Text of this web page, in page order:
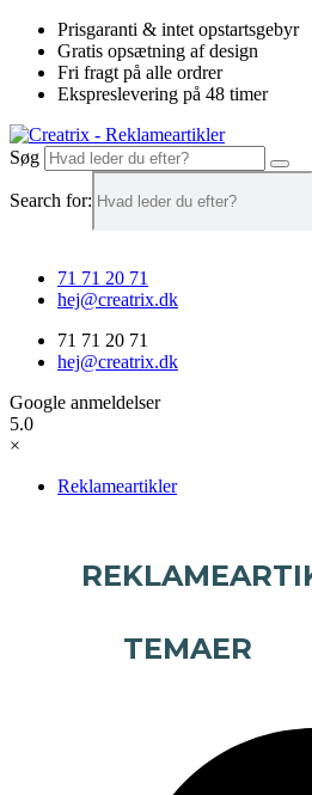
Videre
indhold
Prisgaranti & intet opstartsgebyr
Gratis opsætning af design
Fri fragt på alle ordrer
Ekspreslevering på 48 timer
Søg
Search for:
71 71 20 71
hej@creatrix.dk
71 71 20 71
hej@creatrix.dk
Google anmeldelser
5.0
×
Reklameartikler
TEMAER